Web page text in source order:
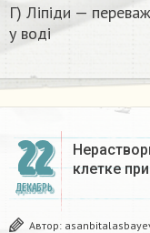
Г) Ліпіди —
у воді
22
ДЕКАБРЬ
клетке
Автор: